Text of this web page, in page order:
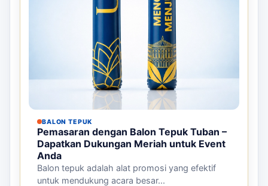
BALON TEPUK
Pemasaran dengan Balon Tepuk Tuban –
Dapatkan Dukungan Meriah untuk Event
Anda
Balon tepuk adalah alat promosi yang efektif
untuk mendukung acara besar...